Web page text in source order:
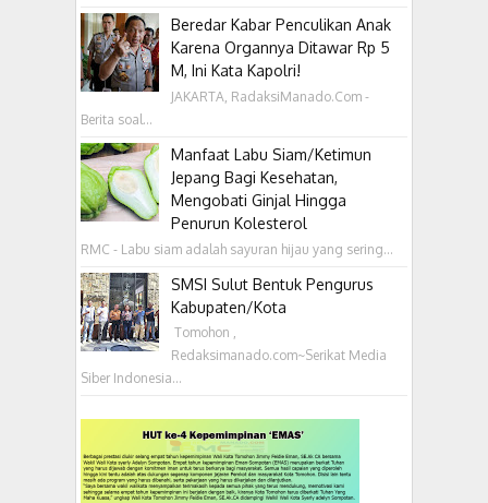
Beredar Kabar Penculikan Anak
Karena Organnya Ditawar Rp 5
M, Ini Kata Kapolri!
JAKARTA, RadaksiManado.Com -
Berita soal...
Manfaat Labu Siam/Ketimun
Jepang Bagi Kesehatan,
Mengobati Ginjal Hingga
Penurun Kolesterol
RMC - Labu siam adalah sayuran hijau yang sering...
SMSI Sulut Bentuk Pengurus
Kabupaten/Kota
‎ Tomohon ,
Redaksimanado.com~Serikat Media
Siber Indonesia...